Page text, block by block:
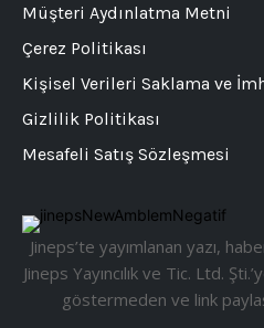
Jineps’te yayımlanan yazı,
Jineps Yayıncılık ve Tic. Ltd.
göstermeden ve link
Müşteri Aydınlatma Metni
Çerez Politikası
Kişisel Verileri Saklama ve
Gizlilik Politikası
Mesafeli Satış Sözleşmesi